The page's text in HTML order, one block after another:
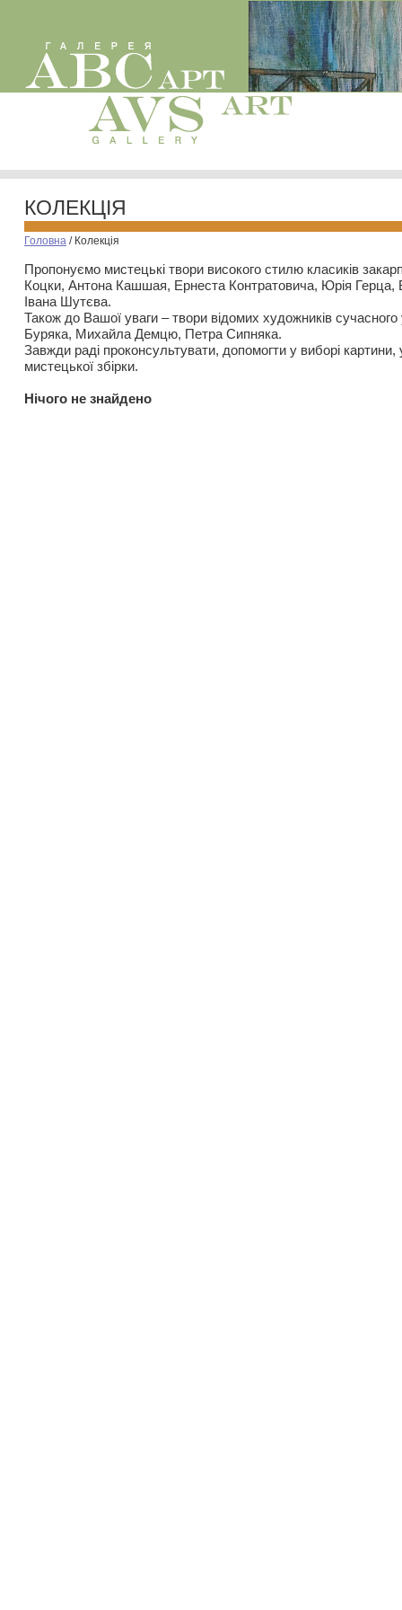
КОЛЕКЦІЯ
Головна / Колекція
Пропонуємо мистецькі твори високого стилю класиків
Коцки, Антона Кашшая, Ернеста Контратовича, Юрія
Івана Шутєва.
Також до Вашої уваги – твори відомих художників
Буряка, Михайла Демцю, Петра Сипняка.
Завжди раді проконсультувати, допомогти у виборі картини,
мистецької збірки.
Нiчого не знайдено